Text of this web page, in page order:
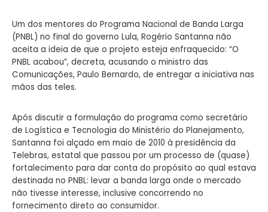
Um dos mentores do Programa Nacional de Banda Larga
(PNBL) no final do governo Lula, Rogério Santanna não
aceita a ideia de que o projeto esteja enfraquecido: “O
PNBL acabou”, decreta, acusando o ministro das
Comunicações, Paulo Bernardo, de entregar a iniciativa nas
mãos das teles.
Após discutir a formulação do programa como secretário
de Logística e Tecnologia do Ministério do Planejamento,
Santanna foi alçado em maio de 2010 à presidência da
Telebras, estatal que passou por um processo de (quase)
fortalecimento para dar conta do propósito ao qual estava
destinada no PNBL: levar a banda larga onde o mercado
não tivesse interesse, inclusive concorrendo no
fornecimento direto ao consumidor.